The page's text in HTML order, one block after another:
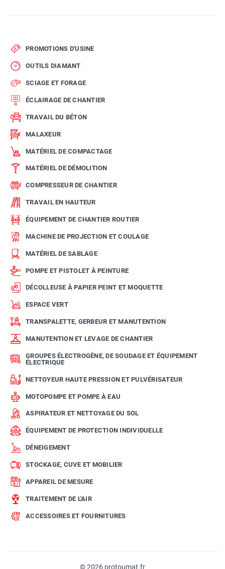
PROMOTIONS D'USINE
OUTILS DIAMANT
SCIAGE ET FORAGE
ÉCLAIRAGE DE CHANTIER
TRAVAIL DU BÉTON
MALAXEUR
MATÉRIEL DE COMPACTAGE
MATÉRIEL DE DÉMOLITION
COMPRESSEUR DE CHANTIER
TRAVAIL EN HAUTEUR
ÉQUIPEMENT DE CHANTIER ROUTIER
MACHINE DE PROJECTION ET COULAGE
MATÉRIEL DE SABLAGE
POMPE ET PISTOLET À PEINTURE
DÉCOLLEUSE À PAPIER PEINT ET MOQUETTE
ESPACE VERT
TRANSPALETTE, GERBEUR ET MANUTENTION
MANUTENTION ET LEVAGE DE CHANTIER
GROUPES ÉLECTROGÈNE, DE SOUDAGE ET ÉQUIPEMENT
ÉLECTRIQUE
NETTOYEUR HAUTE PRESSION ET PULVÉRISATEUR
MOTOPOMPE ET POMPE À EAU
ASPIRATEUR ET NETTOYAGE DU SOL
ÉQUIPEMENT DE PROTECTION INDIVIDUELLE
DÉNEIGEMENT
STOCKAGE, CUVE ET MOBILIER
APPAREIL DE MESURE
TRAITEMENT DE L'AIR
ACCESSOIRES ET FOURNITURES
© 2026 protoumat.fr